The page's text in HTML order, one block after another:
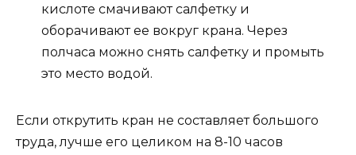
кислоте смачивают салфетку и
оборачивают ее вокруг крана. Через
полчаса можно снять салфетку и промыть
это место водой.
Если открутить кран не составляет большого
труда, лучше его целиком на 8-10 часов